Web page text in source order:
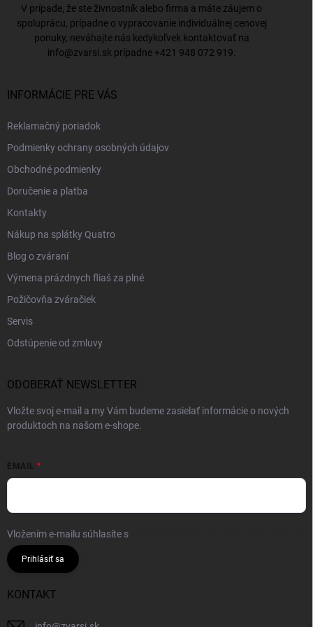
V prípade, že ste živnostník alebo firma a máte záujem o
spoluprácu, prípadne o vypracovanie individuálnej cenovej
ponuky, neváhajte nás kedykoľvek kontaktovať na
info@zvarsi.sk prípadne +421 948 072 919
INFORMÁCIE PRE VÁS
Reklamačný poriadok
Podmienky ochrany osobných údajov
Obchodné podmienky
Doručenie a platba
Kontakty
Nákup na splátky Quatro
Blog o zváraní
Výmena prázdnych fliaš za plné
Požičovňa zváračiek
Servis
Odstúpenie od zmluvy
ODOBERAŤ NEWSLETTER
Vložte svoj e-mail a my Vám budeme zasielať informácie o nových
produktoch na našom e-shope.
EMAIL
Vložením e-mailu súhlasíte s
Prihlásiť sa
KONTAKT